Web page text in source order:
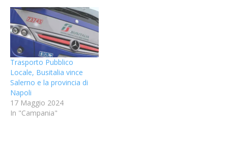
Trasporto Pubblico
Locale, Busitalia vince
Salerno e la provincia di
Napoli
17 Maggio 2024
In "Campania"